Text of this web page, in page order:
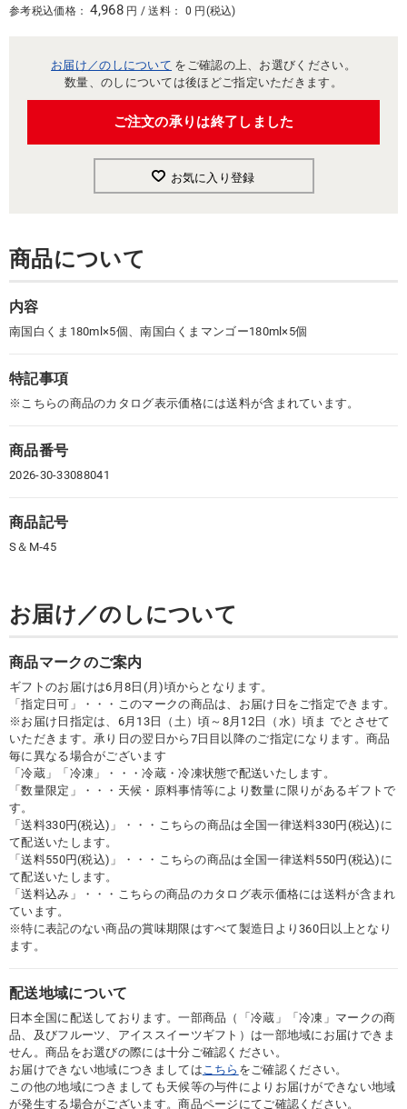
参考税込価格：4,968円 / 送料： 0 円(税込)
お届け／のしについて をご確認の上、お選びください。
数量、のしについては後ほどご指定いただきます。
ご注文の承りは終了しました
お気に入り登録
商品について
内容
南国白くま180ml×5個、南国白くまマンゴー180ml×5個
特記事項
※こちらの商品のカタログ表示価格には送料が含まれています。
商品番号
2026-30-33088041
商品記号
S＆М‐45
お届け／のしについて
商品マークのご案内
ギフトのお届けは6月8日(月)頃からとなります。
「指定日可」・・・このマークの商品は、お届け日をご指定できます。
※お届け日指定は、6月13日（土）頃～8月12日（水）頃ま でとさせて
いただきます。承り日の翌日から7日目以降のご指定になります。商品
毎に異なる場合がございます
「冷蔵」「冷凍」・・・冷蔵・冷凍状態で配送いたします。
「数量限定」・・・天候・原料事情等により数量に限りがあるギフトで
す。
「送料330円(税込)」・・・こちらの商品は全国一律送料330円(税込)に
て配送いたします。
「送料550円(税込)」・・・こちらの商品は全国一律送料550円(税込)に
て配送いたします。
「送料込み」・・・こちらの商品のカタログ表示価格には送料が含まれ
ています。
※特に表記のない商品の賞味期限はすべて製造日より360日以上となり
ます。
配送地域について
日本全国に配送しております。一部商品（「冷蔵」「冷凍」マークの商
品、及びフルーツ、アイススイーツギフト）は一部地域にお届けできま
せん。商品をお選びの際には十分ご確認ください。
お届けできない地域につきましては こちら をご確認ください。
この他の地域につきましても天候等の与件によりお届けができない地域
が発生する場合がございます。商品ページにてご確認ください。